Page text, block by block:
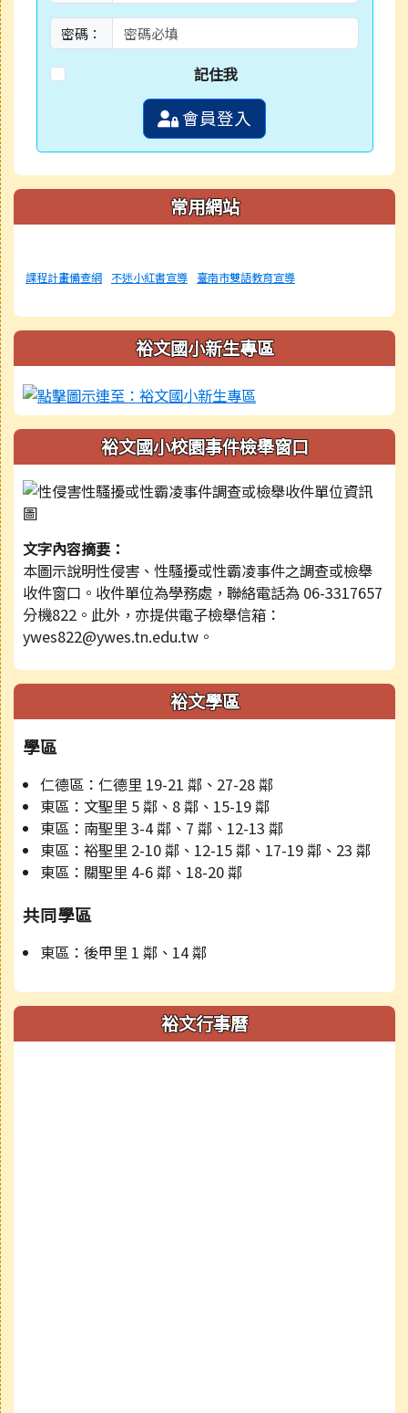
密碼：
記住我
會員登入
常用網站
課程計畫備查網 不迷小紅書宣導 臺南市雙語教育宣導
裕文國小新生專區
裕文國小校園事件檢舉窗口
文字內容摘要：
本圖示說明性侵害、性騷擾或性霸凌事件之調查或檢舉
收件窗口。收件單位為學務處，聯絡電話為 06-3317657
分機822。此外，亦提供電子檢舉信箱：
ywes822@ywes.tn.edu.tw。
裕文學區
學區
仁德區：仁德里 19-21 鄰、27-28 鄰
東區：文聖里 5 鄰、8 鄰、15-19 鄰
東區：南聖里 3-4 鄰、7 鄰、12-13 鄰
東區：裕聖里 2-10 鄰、12-15 鄰、17-19 鄰、23 鄰
東區：關聖里 4-6 鄰、18-20 鄰
共同學區
東區：後甲里 1 鄰、14 鄰
裕文行事曆